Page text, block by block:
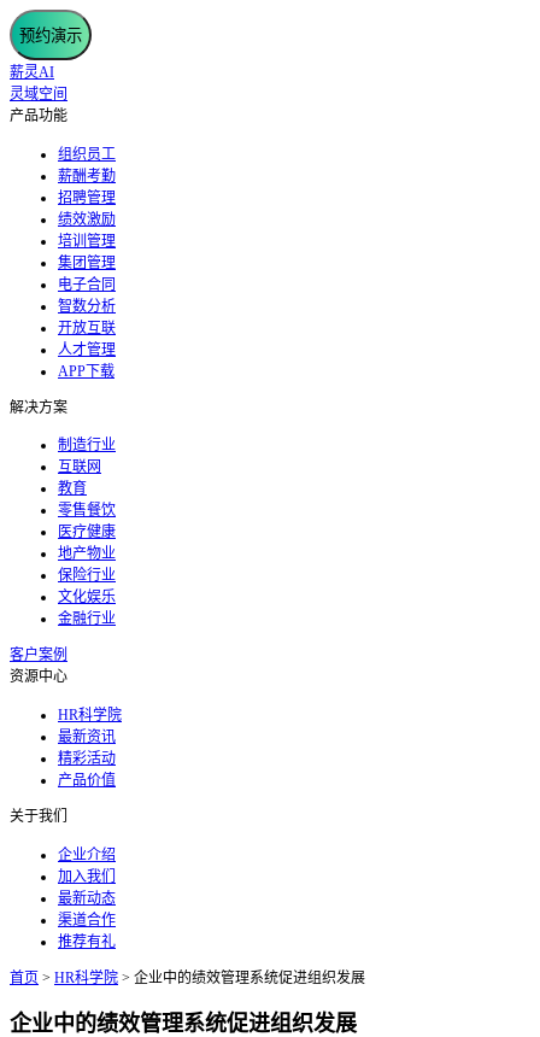
预约演示
薪灵AI
灵域空间
产品功能
组织员工
薪酬考勤
招聘管理
绩效激励
培训管理
集团管理
电子合同
智数分析
开放互联
人才管理
APP下载
解决方案
制造行业
互联网
教育
零售餐饮
医疗健康
地产物业
保险行业
文化娱乐
金融行业
客户案例
资源中心
HR科学院
最新资讯
精彩活动
产品价值
关于我们
企业介绍
加入我们
最新动态
渠道合作
推荐有礼
首页 > HR科学院 > 企业中的绩效管理系统促进组织发展
企业中的绩效管理系统促进组织发展